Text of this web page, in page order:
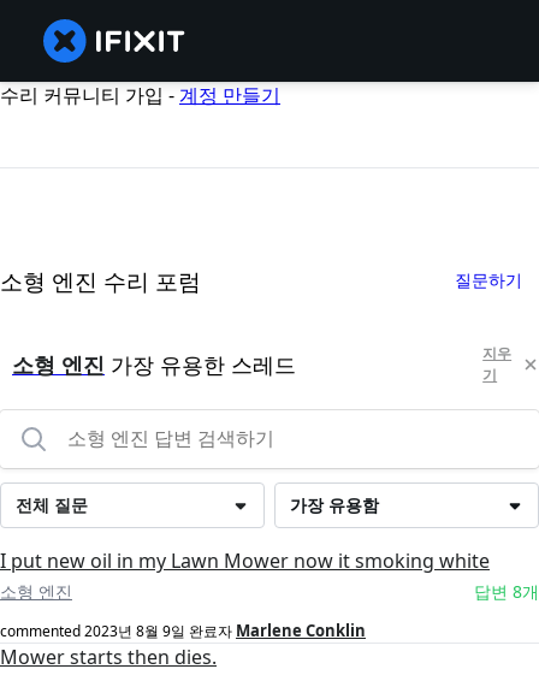
수리 커뮤니티 가입 -계정 만들기
소형 엔진 수리 포럼 질문하기
소형 엔진 가장 유용한 스레드
지우
기
가장 유용함
전체 질문
I put new oil in my Lawn Mower now it smoking white
소형 엔진 답변 8개
commented2023년 8월 9일 완료자 Marlene Conklin
Mower starts then dies.